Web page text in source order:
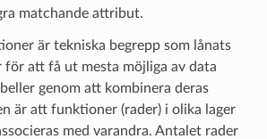
matchande attribut.
är tekniska begrepp som lånats
för att få ut mesta möjliga av data
genom att kombinera deras
är att funktioner (rader) i olika lager
med varandra. Antalet rader